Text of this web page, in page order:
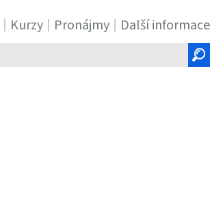
Kurzy Pronájmy
Další informace